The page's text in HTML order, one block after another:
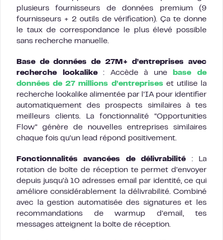
plusieurs fournisseurs de données premium (9
fournisseurs + 2 outils de vérification). Ça te donne
le taux de correspondance le plus élevé possible
sans recherche manuelle.
Base de données de 27M+ d’entreprises avec
recherche lookalike: Accède à une
base de
données de 27 millions d’entrepriseset utilise la
recherche lookalike alimentée par l’IA pour identifier
automatiquement des prospects similaires à tes
meilleurs clients. La fonctionnalité “Opportunities
Flow” génère de nouvelles entreprises similaires
chaque fois qu’un lead répond positivement.
Fonctionnalités avancées de délivrabilité : La
rotation de boîte de réception te permet d’envoyer
depuis jusqu’à 10 adresses email par identité, ce qui
améliore considérablement la délivrabilité. Combiné
avec la gestion automatisée des signatures et les
recommandations de warmup d’email, tes
messages atteignent la boîte de réception.